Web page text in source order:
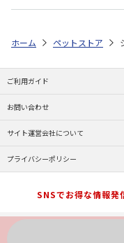
ホーム ペットストア
ご利用ガイド
お問い合わせ
サイト運営会社について
プライバシーポリシー
SNSでお得な情報発